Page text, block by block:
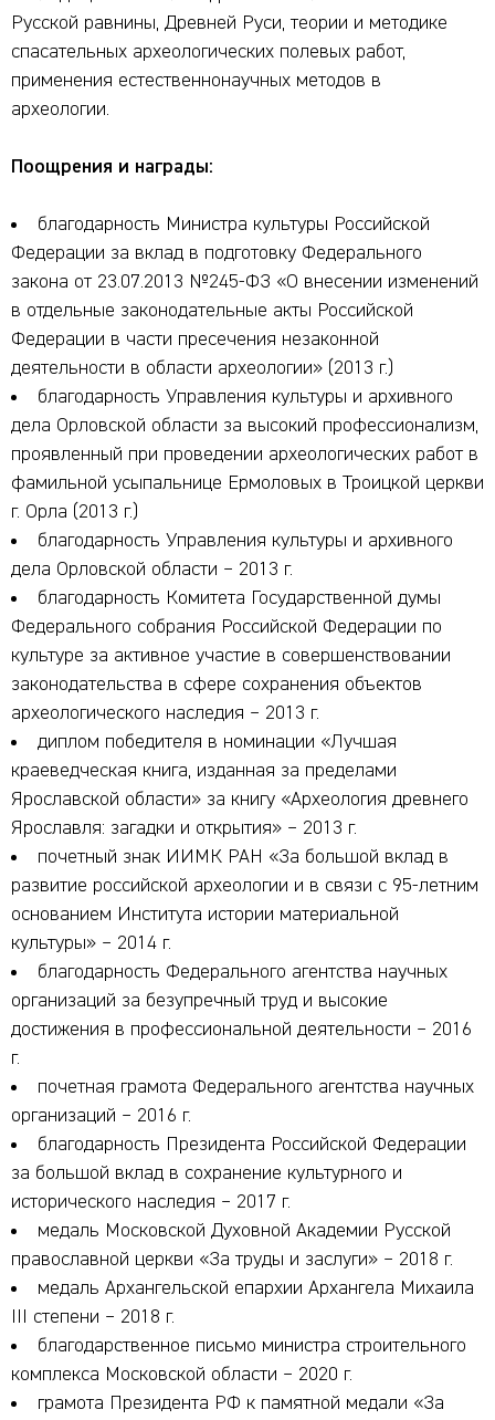
Русской равнины, Древней Руси, теории и методике
спасательных археологических полевых работ,
применения естественнонаучных методов в
археологии.
Поощрения и награды:
благодарность Министра культуры Российской
Федерации за вклад в подготовку Федерального
закона от 23.07.2013 №245-ФЗ «О внесении изменений
в отдельные законодательные акты Российской
Федерации в части пресечения незаконной
деятельности в области археологии» (2013 г.)
благодарность Управления культуры и архивного
дела Орловской области за высокий профессионализм,
проявленный при проведении археологических работ в
фамильной усыпальнице Ермоловых в Троицкой церкви
г. Орла (2013 г.)
благодарность Управления культуры и архивного
дела Орловской области – 2013 г.
благодарность Комитета Государственной думы
Федерального собрания Российской Федерации по
культуре за активное участие в совершенствовании
законодательства в сфере сохранения объектов
археологического наследия – 2013 г.
диплом победителя в номинации «Лучшая
краеведческая книга, изданная за пределами
Ярославской области» за книгу «Археология древнего
Ярославля: загадки и открытия» – 2013 г.
почетный знак ИИМК РАН «За большой вклад в
развитие российской археологии и в связи с 95-летним
основанием Института истории материальной
культуры» – 2014 г.
благодарность Федерального агентства научных
организаций за безупречный труд и высокие
достижения в профессиональной деятельности – 2016
г.
почетная грамота Федерального агентства научных
организаций – 2016 г.
благодарность Президента Российской Федерации
за большой вклад в сохранение культурного и
исторического наследия – 2017 г.
медаль Московской Духовной Академии Русской
православной церкви «За труды и заслуги» – 2018 г.
медаль Архангельской епархии Архангела Михаила
III степени – 2018 г.
благодарственное письмо министра строительного
комплекса Московской области – 2020 г.
грамота Президента РФ к памятной медали «За